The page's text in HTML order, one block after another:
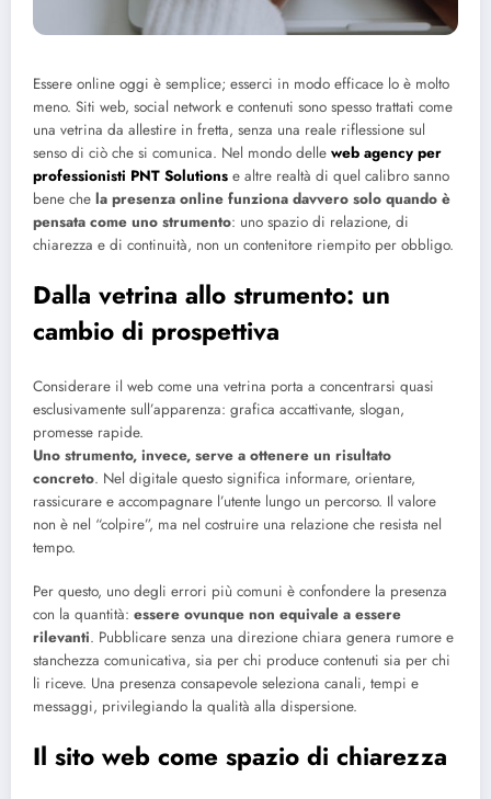
Essere online oggi è semplice; esserci in modo efficace lo è molto
meno. Siti web, social network e contenuti sono spesso trattati come
una vetrina da allestire in fretta, senza una reale riflessione sul
senso di ciò che si comunica. Nel mondo delle web agency per
professionisti PNT Solutions e altre realtà di quel calibro sanno
bene che la presenza online funziona davvero solo quando è
pensata come uno strumento: uno spazio di relazione, di
chiarezza e di continuità, non un contenitore riempito per obbligo.
Dalla vetrina allo strumento: un
cambio di prospettiva
Considerare il web come una vetrina porta a concentrarsi quasi
esclusivamente sull’apparenza: grafica accattivante, slogan,
promesse rapide.
Uno strumento, invece, serve a ottenere un risultato
concreto. Nel digitale questo significa informare, orientare,
rassicurare e accompagnare l’utente lungo un percorso. Il valore
non è nel “colpire”, ma nel costruire una relazione che resista nel
tempo.
Per questo, uno degli errori più comuni è confondere la presenza
con la quantità: essere ovunque non equivale a essere
rilevanti. Pubblicare senza una direzione chiara genera rumore e
stanchezza comunicativa, sia per chi produce contenuti sia per chi
li riceve. Una presenza consapevole seleziona canali, tempi e
messaggi, privilegiando la qualità alla dispersione.
Il sito web come spazio di chiarezza